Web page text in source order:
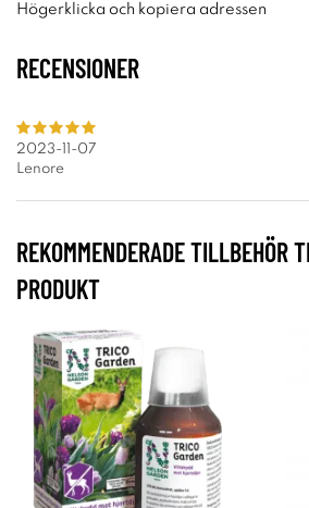
Högerklicka och kopiera adressen
RECENSIONER
2023-11-07
Lenore
REKOMMENDERADE TILLBEHÖR
PRODUKT